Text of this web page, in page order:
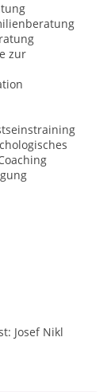
zur
Josef Nikl